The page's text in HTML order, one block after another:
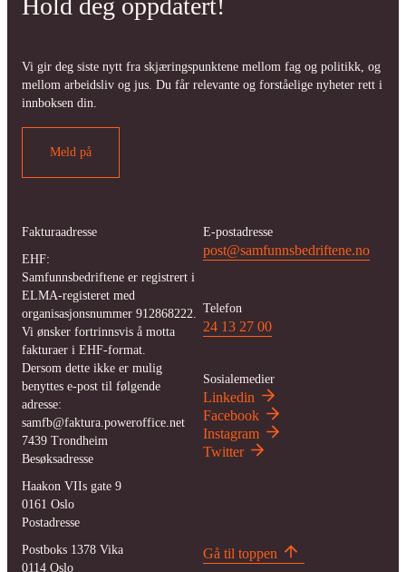
Hold deg oppdatert!
Vi gir deg siste nytt fra skjæringspunktene mellom fag og politikk, og
mellom arbeidsliv og jus. Du får relevante og forståelige nyheter rett i
innboksen din.
Meld på
Fakturaadresse
EHF:
Samfunnsbedriftene er registrert i
ELMA-registeret med
organisasjonsnummer 912868222.
Vi ønsker fortrinnsvis å motta
fakturaer i EHF-format.
Dersom dette ikke er mulig
benyttes e-post til følgende
adresse:
samfb@faktura.poweroffice.net
7439 Trondheim
Besøksadresse
Haakon VIIs gate 9
0161 Oslo
Postadresse
Postboks 1378 Vika
0114 Oslo
E-postadresse
post@samfunnsbedriftene.no
Telefon
24 13 27 00
Sosialemedier
Linkedin
Facebook
Instagram
Twitter
Gå til toppen